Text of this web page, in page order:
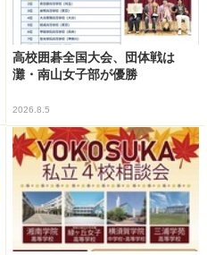
高校囲碁全国大会、団体戦は
灘・南山女子部が優勝
2026.8.5